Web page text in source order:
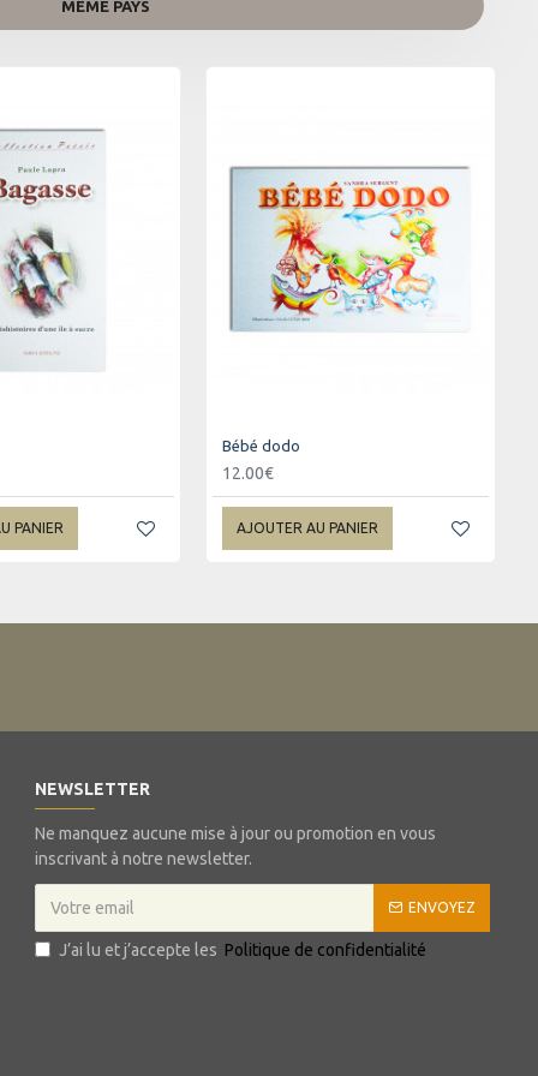
MÊME PAYS
PANIER
Bébé dodo
12.00€
AJOUTER AU PANIER
NEWSLETTER
Ne manquez aucune mise à jour ou promotion en vous
inscrivant à notre newsletter.
ENVOYEZ
J’ai lu et j’accepte les Politique de confidentialité